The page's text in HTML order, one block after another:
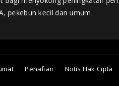
pekebun kecil dan umum.
Penafian Notis Hak Cipta